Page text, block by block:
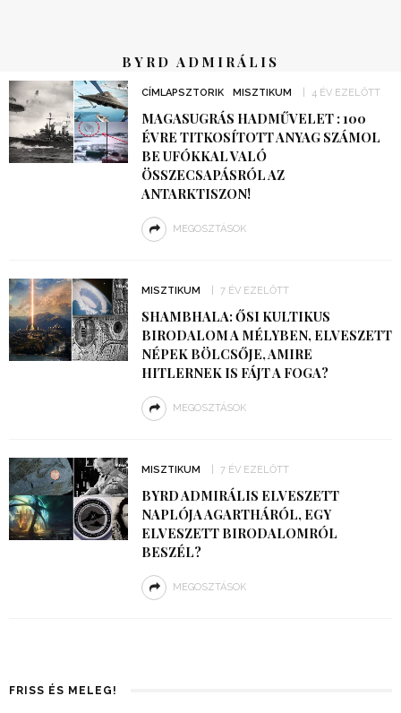
BYRD ADMIRÁLIS
CÍMLAPSZTORIK MISZTIKUM 4 ÉV EZELŐTT
MAGASUGRÁS HADMŰVELET : 100
ÉVRE TITKOSÍTOTT ANYAG SZÁMOL
BE UFÓKKAL VALÓ
ÖSSZECSAPÁSRÓL AZ
ANTARKTISZON!
MEGOSZTÁSOK
MISZTIKUM 7 ÉV EZELŐTT
SHAMBHALA: ŐSI KULTIKUS
BIRODALOM A MÉLYBEN, ELVESZETT
NÉPEK BÖLCSŐJE, AMIRE
HITLERNEK IS FÁJT A FOGA?
MEGOSZTÁSOK
MISZTIKUM 7 ÉV EZELŐTT
BYRD ADMIRÁLIS ELVESZETT
NAPLÓJA AGARTHÁRÓL, EGY
ELVESZETT BIRODALOMRÓL
BESZÉL?
MEGOSZTÁSOK
FRISS ÉS MELEG!